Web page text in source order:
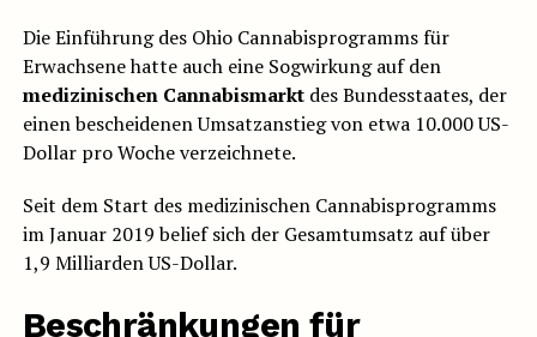
Die Einführung des Ohio Cannabisprogramms für
Erwachsene hatte auch eine Sogwirkung auf den
medizinischen Cannabismarktdes Bundesstaates, der
einen bescheidenen Umsatzanstieg von etwa 10.000 US-
Dollar pro Woche verzeichnete.
Seit dem Start des medizinischen Cannabisprogramms
im Januar 2019 belief sich der Gesamtumsatz auf über
1,9 Milliarden US-Dollar.
Beschränkungen für